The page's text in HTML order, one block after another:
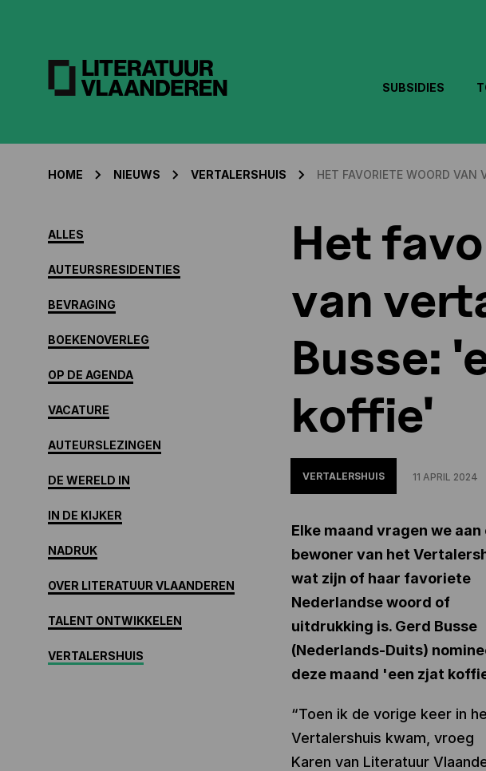
SUBSIDIES
HOME NIEUWS VERTALERSHUIS HET FAVORIETE WOORD VAN
ALLES
AUTEURSRESIDENTIES
BEVRAGING
BOEKENOVERLEG
OP DE AGENDA
VACATURE
AUTEURSLEZINGEN
DE WERELD IN
IN DE KIJKER
NADRUK
OVER LITERATUUR VLAANDEREN
TALENT ONTWIKKELEN
VERTALERSHUIS
Het
van
Busse:
koffie'
VERTALERSHUIS 11 APRIL 2024
Elke maand vragen we aan
bewoner van het
wat zijn of haar favoriete
Nederlandse woord of
uitdrukking is. Gerd Busse
(Nederlands-Duits)
deze maand 'een zjat
“Toen ik de vorige keer in
Vertalershuis kwam, vroeg
Karen van Literatuur